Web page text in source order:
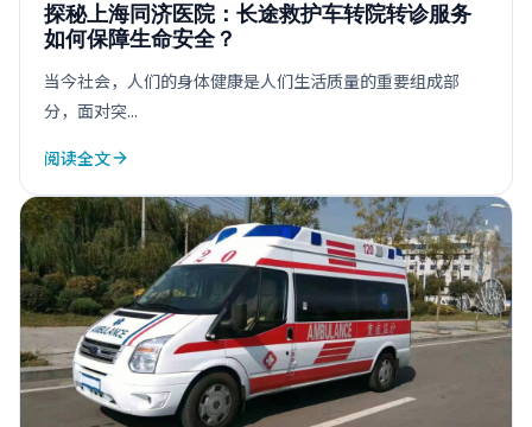
探秘上海同济医院：长途救护车转院转诊服务
如何保障生命安全？
当今社会，人们的身体健康是人们生活质量的重要组成部
分，面对突...
阅读全文